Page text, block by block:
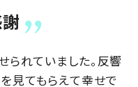
られていました。反響
見てもらえて幸せで